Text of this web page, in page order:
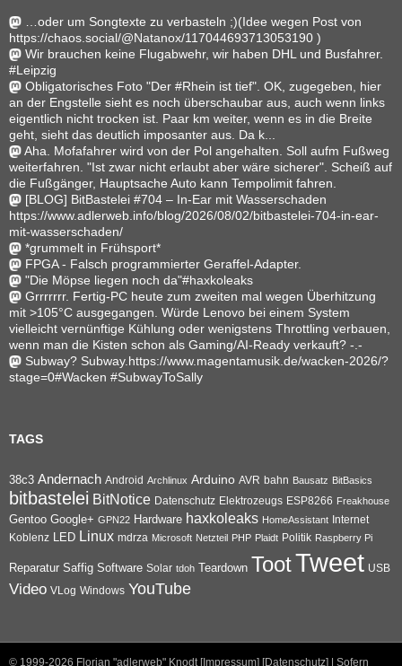
…oder um Songtexte zu verbasteln ;)(Idee wegen Post von
https://chaos.social/@Natanox/117044693713053190 )
Wir brauchen keine Flugabwehr, wir haben DHL und Busfahrer.
#Leipzig
Obligatorisches Foto "Der #Rhein ist tief". OK, zugegeben, hier
an der Engstelle sieht es noch überschaubar aus, auch wenn links
eigentlich nicht trocken ist. Paar km weiter, wenn es in die Breite
geht, sieht das deutlich imposanter aus. Da k...
Aha. Mofafahrer wird von der Pol angehalten. Soll aufm Fußweg
weiterfahren. "Ist zwar nicht erlaubt aber wäre sicherer". Scheiß auf
die Fußgänger, Hauptsache Auto kann Tempolimit fahren.
[BLOG] BitBastelei #704 – In-Ear mit Wasserschaden
https://www.adlerweb.info/blog/2026/08/02/bitbastelei-704-in-ear-
mit-wasserschaden/
*grummelt in Frühsport*
FPGA - Falsch programmierter Geraffel-Adapter.
"Die Möpse liegen noch da"#haxkoleaks
Grrrrrrr. Fertig-PC heute zum zweiten mal wegen Überhitzung
mit >105°C ausgegangen. Würde Lenovo bei einem System
vielleicht vernünftige Kühlung oder wenigstens Throttling verbauen,
wenn man die Kisten schon als Gaming/AI-Ready verkauft? -.-
Subway? Subway.https://www.magentamusik.de/wacken-2026/?
stage=0#Wacken #SubwayToSally
TAGS
38c3 Andernach Android Archlinux Arduino AVR bahn Bausatz BitBasics
bitbastelei BitNotice Datenschutz Elektrozeugs ESP8266 Freakhouse
Gentoo Google+ GPN22 Hardware haxkoleaks HomeAssistant Internet
Koblenz LED Linux mdrza Microsoft Netzteil PHP Plaidt Politik Raspberry Pi
Reparatur Saffig Software Solar tdoh Teardown TootTweet USB
Video VLog Windows YouTube
© 1999-2026 Florian "adlerweb" Knodt [Impressum] [Datenschutz] | Sofern